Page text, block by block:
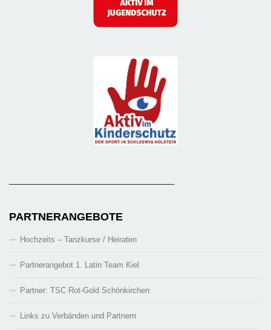
PARTNERANGEBOTE
Hochzeits – Tanzkurse / Heiraten
Partnerangebot 1. Latin Team Kiel
Partner: TSC Rot-Gold Schönkirchen
Links zu Verbänden und Partnern